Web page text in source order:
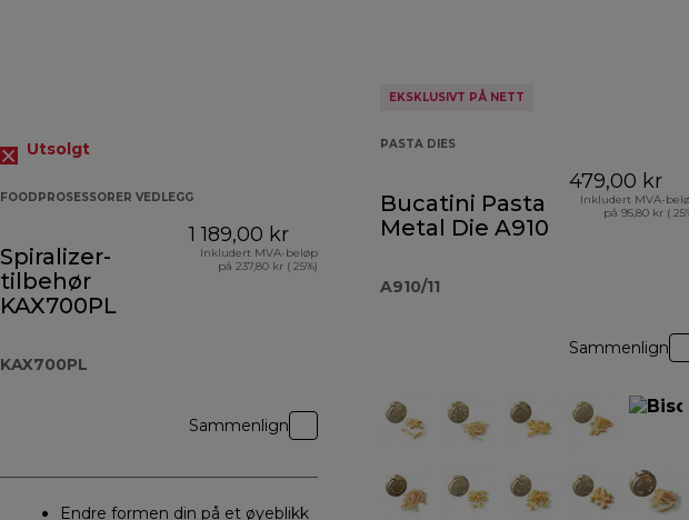
Utsolgt
FOODPROSESSORER VEDLEGG
Spiralizer-
tilbehør
KAX700PL
KAX700PL
1 189,00 kr
Inkludert MVA-beløp
på 237,80 kr ( 25%)
Sammenlign
Endre formen din på et øyeblikk
EKSKLUSIVT PÅ NETT
PASTA DIES
Bucatini Pasta
Metal Die A910
A910/11
479,00 kr
Inkludert MVA-
på 95,80 kr (
Sammenlign